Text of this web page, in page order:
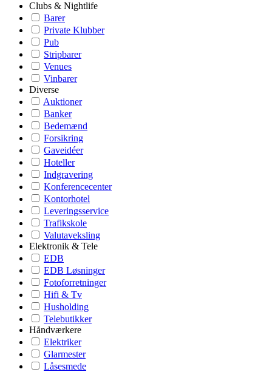
Clubs & Nightlife
Barer
Private Klubber
Pub
Stripbarer
Venues
Vinbarer
Diverse
Auktioner
Banker
Bedemænd
Forsikring
Gaveidéer
Hoteller
Indgravering
Konferencecenter
Kontorhotel
Leveringsservice
Trafikskole
Valutaveksling
Elektronik & Tele
EDB
EDB Løsninger
Fotoforretninger
Hifi & Tv
Husholding
Telebutikker
Håndværkere
Elektriker
Glarmester
Låsesmede